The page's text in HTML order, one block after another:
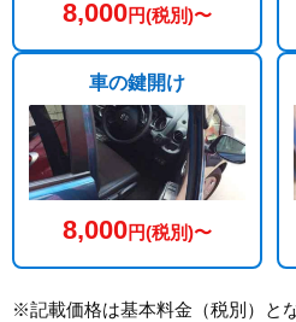
8,000円(税別)〜
車の鍵開け
8,000円(税別)〜
※記載価格は基本料金（税別）と